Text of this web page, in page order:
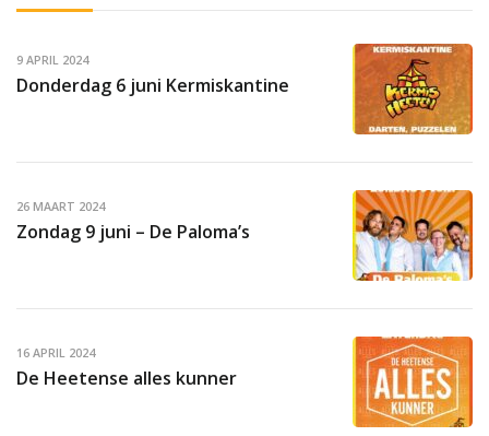
9 APRIL 2024
Donderdag 6 juni Kermiskantine
26 MAART 2024
Zondag 9 juni – De Paloma’s
16 APRIL 2024
De Heetense alles kunner